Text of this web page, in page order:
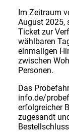
Im Zeitraum
August 2025,
Ticket zur
wählbaren
einmaligen
zwischen
Personen.
Das
info.de/
erfolgreicher
zugesandt